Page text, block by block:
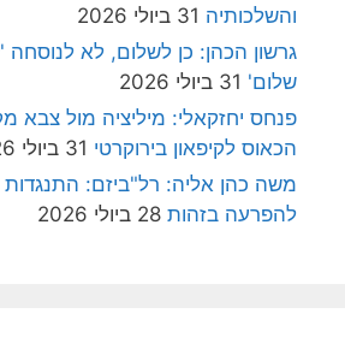
והשלכותיה 31 ביולי 2026
גרשון הכהן: כן לשלום, לא
שלום' 31 ביולי 2026
פנחס יחזקאלי: מיליציה מול צבא
הכאוס לקיפאון בירוקרטי 31 ביולי 2026
משה כהן אליה: רל"ביזם: התנגדות
להפרעה בזהות 28 ביולי 2026